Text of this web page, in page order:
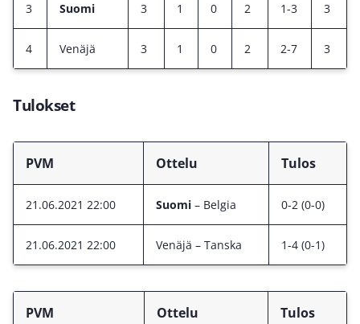
3 Suomi 3 1 0 2 1-3 3
4 Venäjä 3 1 0 2 2-7 3
Tulokset
PVM Ottelu Tulos
21.06.2021 22:00 Suomi – Belgia 0-2 (0-0)
21.06.2021 22:00 Venäjä – Tanska 1-4 (0-1)
PVM Ottelu Tulos